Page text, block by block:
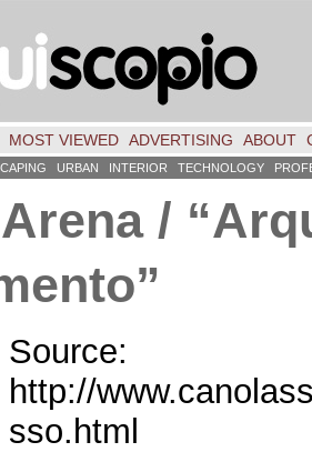
MOST VIEWED ADVERTISING ABOUT
URBAN INTERIOR TECHNOLOGY
/
Source:
http://
sso.html